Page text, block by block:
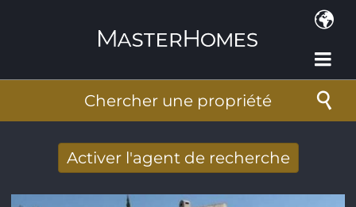
Chercher une propriété
Activer l'agent de recherche
par Email